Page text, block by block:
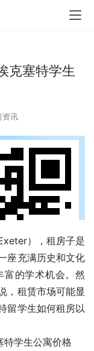
克塞特学生
资讯
），租房子是
座充满历史和文化
富的学术机会。然
，租赁市场可能显
留学生如何租房以